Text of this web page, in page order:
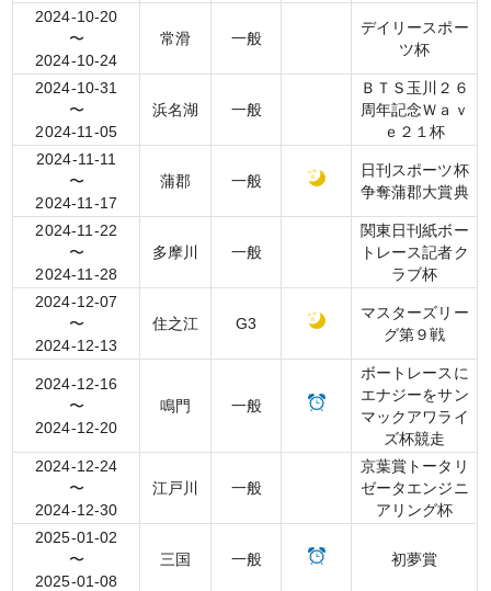
2024-10-20
〜
2024-10-24
常滑 一般
デイリースポー
ツ杯
2024-10-31
〜
2024-11-05
浜名湖 一般
ＢＴＳ玉川２６
周年記念Ｗａｖ
ｅ２１杯
2024-11-11
〜
2024-11-17
蒲郡 一般
日刊スポーツ杯
争奪蒲郡大賞典
2024-11-22
〜
2024-11-28
多摩川 一般
関東日刊紙ボー
トレース記者ク
ラブ杯
2024-12-07
〜
2024-12-13
住之江 G3
マスターズリー
グ第９戦
2024-12-16
〜
2024-12-20
鳴門 一般
ボートレースに
エナジーをサン
マックアワライ
ズ杯競走
2024-12-24
〜
2024-12-30
江戸川 一般
京葉賞トータリ
ゼータエンジニ
アリング杯
2025-01-02
〜
2025-01-08
三国 一般 初夢賞